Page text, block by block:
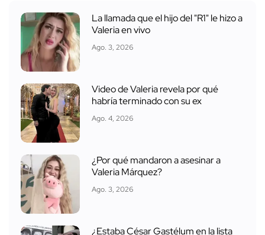
La llamada que el hijo del "R1" le hizo a
Valeria en vivo
Ago. 3, 2026
Video de Valeria revela por qué
habría terminado con su ex
Ago. 4, 2026
¿Por qué mandaron a asesinar a
Valeria Márquez?
Ago. 3, 2026
¿Estaba César Gastélum en la lista